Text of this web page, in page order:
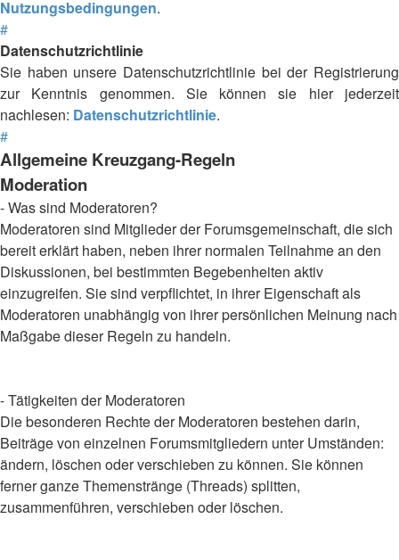
Nutzungsbedingungen.
#
Datenschutzrichtlinie
Sie haben unsere Datenschutzrichtlinie bei der Registrierung
zur Kenntnis genommen. Sie können sie hier jederzeit
nachlesen: Datenschutzrichtlinie.
#
Allgemeine Kreuzgang-Regeln
Moderation
- Was sind Moderatoren?
Moderatoren sind Mitglieder der Forumsgemeinschaft, die sich
bereit erklärt haben, neben ihrer normalen Teilnahme an den
Diskussionen, bei bestimmten Begebenheiten aktiv
einzugreifen. Sie sind verpflichtet, in ihrer Eigenschaft als
Moderatoren unabhängig von ihrer persönlichen Meinung nach
Maßgabe dieser Regeln zu handeln.
- Tätigkeiten der Moderatoren
Die besonderen Rechte der Moderatoren bestehen darin,
Beiträge von einzelnen Forumsmitgliedern unter Umständen:
ändern, löschen oder verschieben zu können. Sie können
ferner ganze Themenstränge (Threads) splitten,
zusammenführen, verschieben oder löschen.